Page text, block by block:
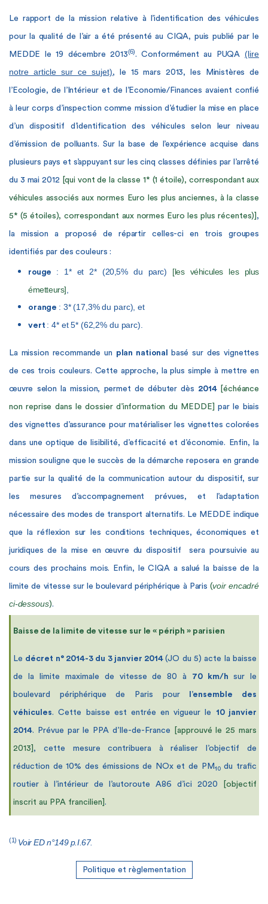
Le rapport de la mission relative à l’identification des véhicules
pour la qualité de l’air a été présenté au CIQA, puis publié par le
MEDDE le 19 décembre 2013(6). Conformément au PUQA (lire
notre article sur ce sujet), le 15 mars 2013, les Ministères de
l’Ecologie, de l’Intérieur et de l’Economie/Finances avaient confié
à leur corps d’inspection comme mission d’étudier la mise en place
d’un dispositif d’identification des véhicules selon leur niveau
d’émission de polluants. Sur la base de l’expérience acquise dans
plusieurs pays et s’appuyant sur les cinq classes définies par l’arrêté
du 3 mai 2012 [qui vont de la classe 1* (1 étoile), correspondant aux
véhicules associés aux normes Euro les plus anciennes, à la classe
5* (5 étoiles), correspondant aux normes Euro les plus récentes)] ,
la mission a proposé de répartir celles-ci en trois groupes
identifiés par des couleurs :
rouge : 1* et 2* (20,5% du parc) [les véhicules les plus
émetteurs],
orange : 3* (17,3% du parc), et
vert : 4* et 5* (62,2% du parc).
La mission recommande un plan national basé sur des vignettes
de ces trois couleurs. Cette approche, la plus simple à mettre en
œuvre selon la mission, permet de débuter dès 2014 [échéance
non reprise dans le dossier d’information du MEDDE]par le biais
des vignettes d’assurance pour matérialiser les vignettes colorées
dans une optique de lisibilité, d’efficacité et d’économie. Enfin, la
mission souligne que le succès de la démarche reposera en grande
partie sur la qualité de la communication autour du dispositif, sur
les mesures d’accompagnement prévues, et l’adaptation
nécessaire des modes de transport alternatifs. Le MEDDE indique
que la réflexion sur les conditions techniques, économiques et
juridiques de la mise en œuvre du dispositif sera poursuivie au
cours des prochains mois. Enfin, le CIQA a salué la baisse de la
limite de vitesse sur le boulevard périphérique à Paris(voir encadré
ci-dessous).
Baisse de la limite de vitesse sur le « périph » parisien
Le décret n° 2014-3 du 3 janvier 2014(JO du 5) acte la baisse
de la limite maximale de vitesse de 80 à 70 km/h sur le
boulevard périphérique de Paris pour l’ensemble des
véhicules. Cette baisse est entrée en vigueur le 10 janvier
2014. Prévue par le PPA d’Ile-de-France [approuvé le 25 mars
2013] , cette mesure contribuera à réaliser l’objectif de
réduction de 10% des émissions de NOx et de PM 10du trafic
routier à l’intérieur de l’autoroute A86 d’ici 2020 [objectif
inscrit au PPA francilien].
(1) Voir ED n°149 p.I.67.
Politique et règlementation